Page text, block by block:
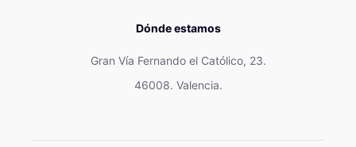
Dónde estamos
Gran Vía Fernando el Católico, 23.
46008. Valencia.